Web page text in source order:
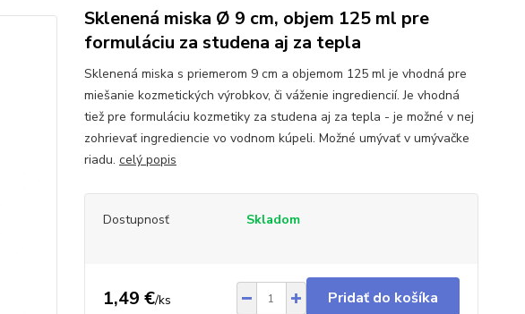
Sklenená miska Ø 9 cm, objem 125 ml pre
formuláciu za studena aj za tepla
Sklenená miska s priemerom 9 cm a objemom 125 ml je vhodná pre
miešanie kozmetických výrobkov, či váženie ingrediencií. Je vhodná
tiež pre formuláciu kozmetiky za studena aj za tepla - je možné v nej
zohrievať ingrediencie vo vodnom kúpeli. Možné umývať v umývačke
riadu. celý popis
Dostupnosť Skladom
1,49 €/ks Pridať do košíka